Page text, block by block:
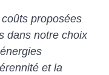
proposées
dans notre choix
et la